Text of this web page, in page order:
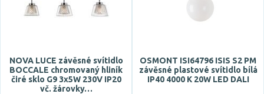
<35 m2
NOVA LUCE závěsné svítidlo
BOCCALE chromovaný hliník
čiré sklo G9 3x5W 230V IP20
vč. žárovky…
OSMONT ISI64796 ISIS S2 PM
závěsné plastové svítidlo bílá
IP40 4000 K 20W LED DALI